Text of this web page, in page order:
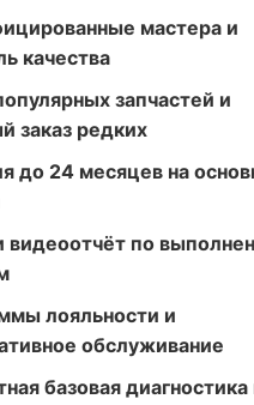
мастера и
качества
запчастей и
заказ редких
до 24 месяцев на
видеоотчёт по
лояльности и
обслуживание
базовая диагностика